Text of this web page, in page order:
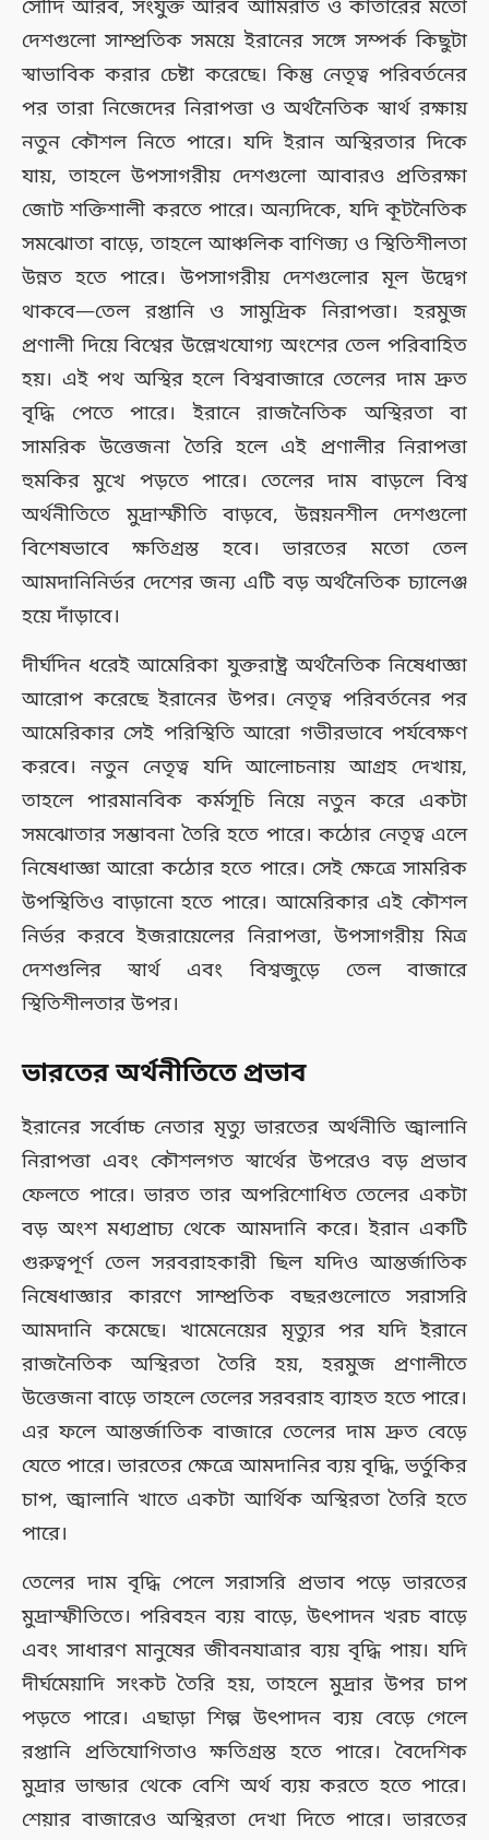
সৌদি আরব, সংযুক্ত আরব আমিরাত ও কাতারের মতো
দেশগুলো সাম্প্রতিক সময়ে ইরানের সঙ্গে সম্পর্ক কিছুটা
স্বাভাবিক করার চেষ্টা করেছে। কিন্তু নেতৃত্ব পরিবর্তনের
পর তারা নিজেদের নিরাপত্তা ও অর্থনৈতিক স্বার্থ রক্ষায়
নতুন কৌশল নিতে পারে। যদি ইরান অস্থিরতার দিকে
যায়, তাহলে উপসাগরীয় দেশগুলো আবারও প্রতিরক্ষা
জোট শক্তিশালী করতে পারে। অন্যদিকে, যদি কূটনৈতিক
সমঝোতা বাড়ে, তাহলে আঞ্চলিক বাণিজ্য ও স্থিতিশীলতা
উন্নত হতে পারে। উপসাগরীয় দেশগুলোর মূল উদ্বেগ
থাকবে—তেল রপ্তানি ও সামুদ্রিক নিরাপত্তা। হরমুজ
প্রণালী দিয়ে বিশ্বের উল্লেখযোগ্য অংশের তেল পরিবাহিত
হয়। এই পথ অস্থির হলে বিশ্ববাজারে তেলের দাম দ্রুত
বৃদ্ধি পেতে পারে। ইরানে রাজনৈতিক অস্থিরতা বা
সামরিক উত্তেজনা তৈরি হলে এই প্রণালীর নিরাপত্তা
হুমকির মুখে পড়তে পারে। তেলের দাম বাড়লে বিশ্ব
অর্থনীতিতে মুদ্রাস্ফীতি বাড়বে, উন্নয়নশীল দেশগুলো
বিশেষভাবে ক্ষতিগ্রস্ত হবে। ভারতের মতো তেল
আমদানিনির্ভর দেশের জন্য এটি বড় অর্থনৈতিক চ্যালেঞ্জ
হয়ে দাঁড়াবে।
দীর্ঘদিন ধরেই আমেরিকা যুক্তরাষ্ট্র অর্থনৈতিক নিষেধাজ্ঞা
আরোপ করেছে ইরানের উপর। নেতৃত্ব পরিবর্তনের পর
আমেরিকার সেই পরিস্থিতি আরো গভীরভাবে পর্যবেক্ষণ
করবে। নতুন নেতৃত্ব যদি আলোচনায় আগ্রহ দেখায়,
তাহলে পারমানবিক কর্মসূচি নিয়ে নতুন করে একটা
সমঝোতার সম্ভাবনা তৈরি হতে পারে। কঠোর নেতৃত্ব এলে
নিষেধাজ্ঞা আরো কঠোর হতে পারে। সেই ক্ষেত্রে সামরিক
উপস্থিতিও বাড়ানো হতে পারে। আমেরিকার এই কৌশল
নির্ভর করবে ইজরায়েলের নিরাপত্তা, উপসাগরীয় মিত্র
দেশগুলির স্বার্থ এবং বিশ্বজুড়ে তেল বাজারে
স্থিতিশীলতার উপর।
ভারতের অর্থনীতিতে প্রভাব
ইরানের সর্বোচ্চ নেতার মৃত্যু ভারতের অর্থনীতি জ্বালানি
নিরাপত্তা এবং কৌশলগত স্বার্থের উপরেও বড় প্রভাব
ফেলতে পারে। ভারত তার অপরিশোধিত তেলের একটা
বড় অংশ মধ্যপ্রাচ্য থেকে আমদানি করে। ইরান একটি
গুরুত্বপূর্ণ তেল সরবরাহকারী ছিল যদিও আন্তর্জাতিক
নিষেধাজ্ঞার কারণে সাম্প্রতিক বছরগুলোতে সরাসরি
আমদানি কমেছে। খামেনেয়ের মৃত্যুর পর যদি ইরানে
রাজনৈতিক অস্থিরতা তৈরি হয়, হরমুজ প্রণালীতে
উত্তেজনা বাড়ে তাহলে তেলের সরবরাহ ব্যাহত হতে পারে।
এর ফলে আন্তর্জাতিক বাজারে তেলের দাম দ্রুত বেড়ে
যেতে পারে। ভারতের ক্ষেত্রে আমদানির ব্যয় বৃদ্ধি, ভর্তুকির
চাপ, জ্বালানি খাতে একটা আর্থিক অস্থিরতা তৈরি হতে
পারে।
তেলের দাম বৃদ্ধি পেলে সরাসরি প্রভাব পড়ে ভারতের
মুদ্রাস্ফীতিতে। পরিবহন ব্যয় বাড়ে, উৎপাদন খরচ বাড়ে
এবং সাধারণ মানুষের জীবনযাত্রার ব্যয় বৃদ্ধি পায়। যদি
দীর্ঘমেয়াদি সংকট তৈরি হয়, তাহলে মুদ্রার উপর চাপ
পড়তে পারে। এছাড়া শিল্প উৎপাদন ব্যয় বেড়ে গেলে
রপ্তানি প্রতিযোগিতাও ক্ষতিগ্রস্ত হতে পারে। বৈদেশিক
মুদ্রার ভান্ডার থেকে বেশি অর্থ ব্যয় করতে হতে পারে।
শেয়ার বাজারেও অস্থিরতা দেখা দিতে পারে। ভারতের